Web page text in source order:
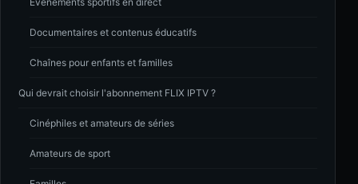
Documentaires et contenus éducatifs
Chaînes pour enfants et familles
Qui devrait choisir l'abonnement FLIX IPTV ?
Cinéphiles et amateurs de séries
Amateurs de sport